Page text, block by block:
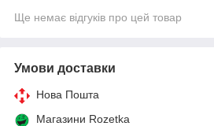
Ще немає відгуків про цей товар
Умови доставки
Нова Пошта
Магазини Rozetka